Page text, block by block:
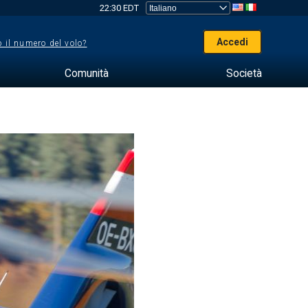
22:30 EDT
il numero del volo? Accedi
Comunità Società